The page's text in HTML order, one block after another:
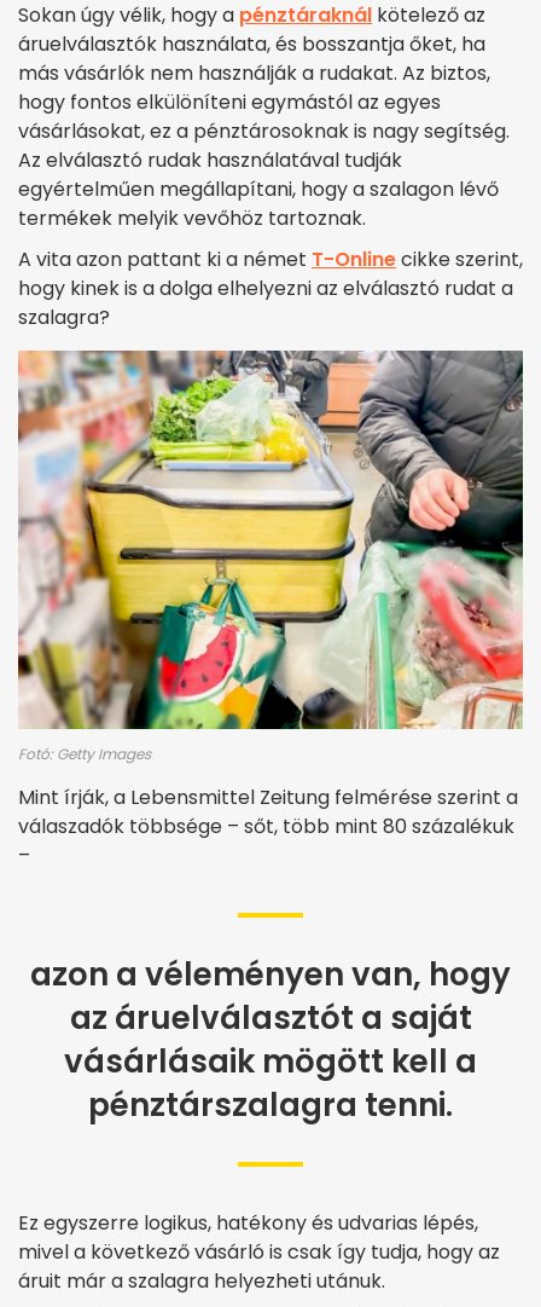
Sokan úgy vélik, hogy a pénztáraknál kötelező az
áruelválasztók használata, és bosszantja őket, ha
más vásárlók nem használják a rudakat. Az biztos,
hogy fontos elkülöníteni egymástól az egyes
vásárlásokat, ez a pénztárosoknak is nagy segítség.
Az elválasztó rudak használatával tudják
egyértelműen megállapítani, hogy a szalagon lévő
termékek melyik vevőhöz tartoznak.
A vita azon pattant ki a német T-Onlinecikke szerint,
hogy kinek is a dolga elhelyezni az elválasztó rudat a
szalagra?
Fotó: Getty Images
Mint írják, a Lebensmittel Zeitung felmérése szerint a
válaszadók többsége – sőt, több mint 80 százalékuk
–
azon a véleményen van, hogy
az áruelválasztót a saját
vásárlásaik mögött kell a
pénztárszalagra tenni.
Ez egyszerre logikus, hatékony és udvarias lépés,
mivel a következő vásárló is csak így tudja, hogy az
áruit már a szalagra helyezheti utánuk.